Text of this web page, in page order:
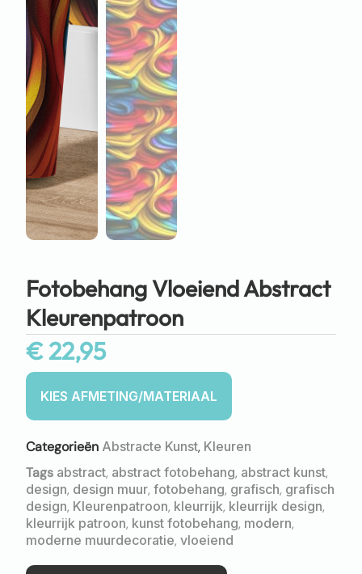
Fotobehang Vloeiend Abstract
Kleurenpatroon
€22,95
Categorieën Abstracte Kunst, Kleuren
Tags abstract, abstract fotobehang, abstract kunst,
design, design muur, fotobehang, grafisch, grafisch
design, Kleurenpatroon, kleurrijk, kleurrijk design,
kleurrijk patroon, kunst fotobehang, modern,
moderne muurdecoratie, vloeiend